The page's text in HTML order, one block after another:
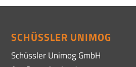
SCHÜSSLER UNIMOG
Schüssler Unimog GmbH